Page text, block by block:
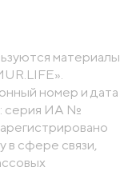
материалы
номер и дата
серия ИА №
сфере связи,